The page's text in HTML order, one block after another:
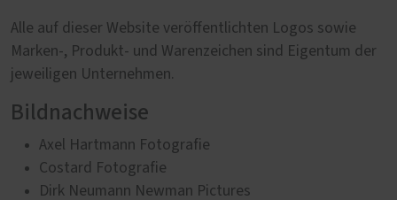
Alle auf dieser Website veröffentlichten Logos sowie
Marken-, Produkt- und Warenzeichen sind Eigentum der
jeweiligen Unternehmen.
Bildnachweise
Axel Hartmann Fotografie
Costard Fotografie
Dirk Neumann Newman Pictures